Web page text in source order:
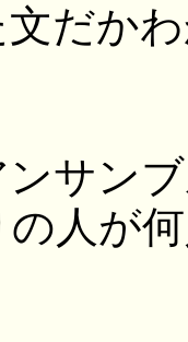
文だか
サン
人が